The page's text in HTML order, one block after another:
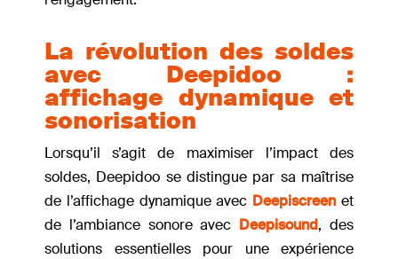
La révolution des soldes
avec Deepidoo :
affichage dynamique et
sonorisation
Lorsqu’il s’agit de maximiser l’impact des
soldes, Deepidoo se distingue par sa maîtrise
de l’affichage dynamique avec Deepiscreenet
de l’ambiance sonore avec Deepisound, des
solutions essentielles pour une expérience